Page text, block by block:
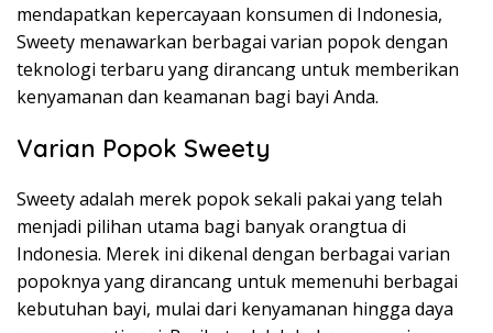
mendapatkan kepercayaan konsumen di Indonesia,
Sweety menawarkan berbagai varian popok dengan
teknologi terbaru yang dirancang untuk memberikan
kenyamanan dan keamanan bagi bayi Anda.
Varian Popok Sweety
Sweety adalah merek popok sekali pakai yang telah
menjadi pilihan utama bagi banyak orangtua di
Indonesia. Merek ini dikenal dengan berbagai varian
popoknya yang dirancang untuk memenuhi berbagai
kebutuhan bayi, mulai dari kenyamanan hingga daya